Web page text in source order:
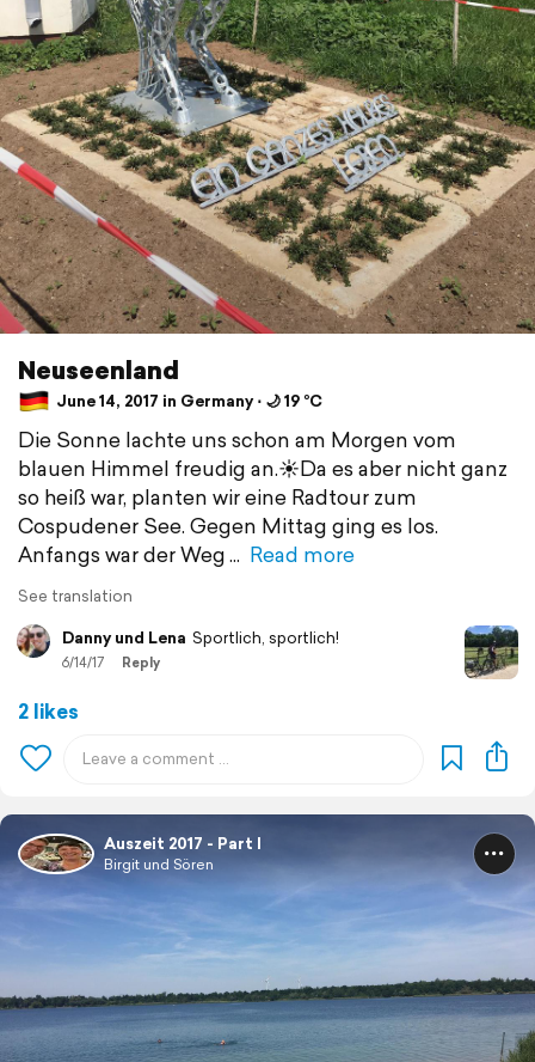
Neuseenland
June 14, 2017 in Germany ⋅ 🌙 19 °C
Die Sonne lachte uns schon am Morgen vom
blauen Himmel freudig an.☀️Da es aber nicht ganz
so heiß war, planten wir eine Radtour zum
Cospudener See. Gegen Mittag ging es los.
Anfangs war der Weg
Read more
See translation
Danny und Lena Sportlich, sportlich!
6/14/17 Reply
2 likes
Auszeit 2017 - Part I
Birgit und Sören